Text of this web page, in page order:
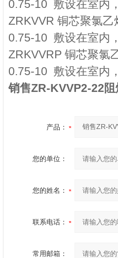
0.75-10 敷设在室内
ZRKVVR 铜芯聚氯
0.75-10 敷设在室内
ZRKVVRP 铜芯聚氯
0.75-10 敷设在室内
销售ZR-KVVP2-22
产品：
您的单位：
您的姓名：
联系电话：
常用邮箱：